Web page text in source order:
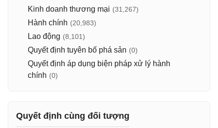
Kinh doanh thương mại (31,267)
Hành chính (20,983)
Lao động (8,101)
Quyết định tuyên bố phá sản (0)
Quyết định áp dụng biện pháp xử lý hành
chính (0)
Quyết định cùng đối tượng